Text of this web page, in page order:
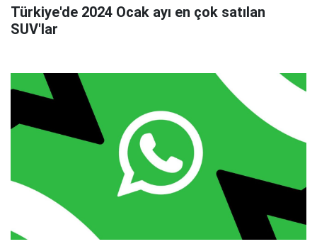
Türkiye'de 2024 Ocak ayı en çok satılan
SUV'lar